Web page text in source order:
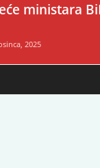
ministara
2025